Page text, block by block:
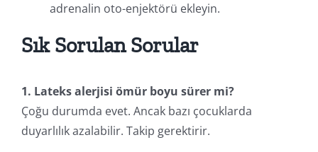
adrenalin oto-enjektörü ekleyin.
Sık Sorulan Sorular
1. Lateks alerjisi ömür boyu sürer mi?
Çoğu durumda evet. Ancak bazı çocuklarda
duyarlılık azalabilir. Takip gerektirir.